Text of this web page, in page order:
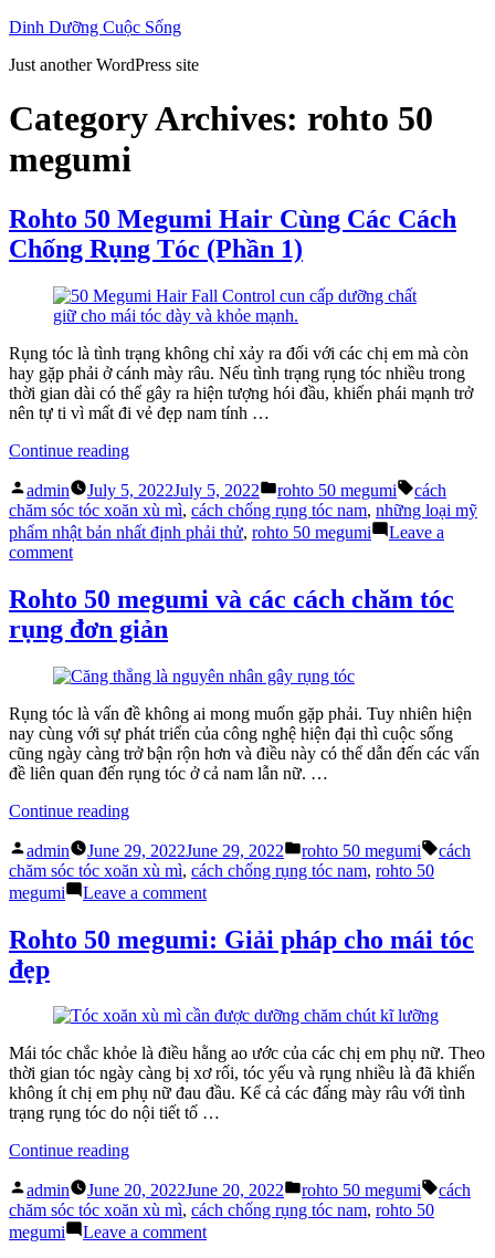
Skip
content
Dinh Dưỡng Cuộc Sống
Just another WordPress site
Category Archives: rohto 50
megumi
Rohto 50 Megumi Hair Cùng Các Cách
Chống Rụng Tóc (Phần 1)
Rụng tóc là tình trạng không chỉ xảy ra đối với các chị em mà còn
hay gặp phải ở cánh mày râu. Nếu tình trạng rụng tóc nhiều trong
thời gian dài có thể gây ra hiện tượng hói đầu, khiến phái mạnh trở
nên tự ti vì mất đi vẻ đẹp nam tính …
Continue reading“Rohto
Megumi
Hair
Cùng
Rụng
Tóc
(Phần
1)”
Posted
by
admin July 5, 2022July 5, 2022
Posted
in
rohto 50 megumi Tags:
cách
chăm sóc tóc xoăn xù mì, cách chống rụng tóc nam, những loại mỹ
phẩm nhật bản nhất định phải thử, rohto 50 megumi
Leave a
commenton
50
Megumi
Hair
Các
Cách
Chống
Rụng
Tóc
(Phần
Rohto 50 megumi và các cách chăm tóc
rụng đơn giản
Rụng tóc là vấn đề không ai mong muốn gặp phải. Tuy nhiên hiện
nay cùng với sự phát triển của công nghệ hiện đại thì cuộc sống
cũng ngày càng trở bận rộn hơn và điều này có thể dẫn đến các vấn
đề liên quan đến rụng tóc ở cả nam lẫn nữ. …
Continue reading“Rohto
megumi
và
các
tóc
giản”
Posted
by
admin June 29, 2022June 29, 2022
Posted
in
rohto 50 megumi Tags:
cách
chăm sóc tóc xoăn xù mì, cách chống rụng tóc nam, rohto 50
megumi
Leave a commenton
50
megumi
cách
chăm
tóc
rụng
đơn
Rohto 50 megumi: Giải pháp cho mái tóc
đẹp
Mái tóc chắc khỏe là điều hằng ao ước của các chị em phụ nữ. Theo
thời gian tóc ngày càng bị xơ rối, tóc yếu và rụng nhiều là đã khiến
không ít chị em phụ nữ đau đầu. Kể cả các đấng mày râu với tình
trạng rụng tóc do nội tiết tố …
Continue reading“Rohto
megumi:
Giải
pháp
Posted
by
admin June 20, 2022June 20, 2022
Posted
in
rohto 50 megumi Tags:
cách
chăm sóc tóc xoăn xù mì, cách chống rụng tóc nam, rohto 50
megumi
Leave a commenton